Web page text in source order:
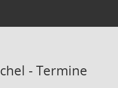
- Termine